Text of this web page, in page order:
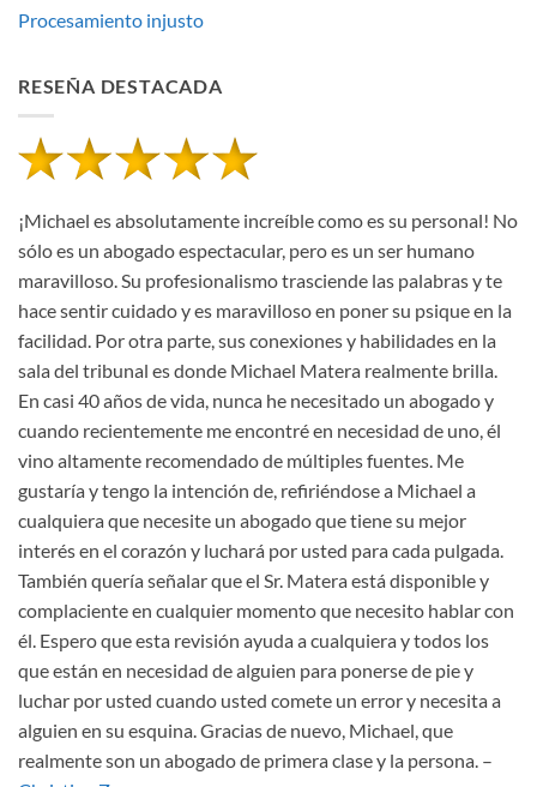
Procesamiento injusto
RESEÑA DESTACADA
¡Michael es absolutamente increíble como es su personal! No
sólo es un abogado espectacular, pero es un ser humano
maravilloso. Su profesionalismo trasciende las palabras y te
hace sentir cuidado y es maravilloso en poner su psique en la
facilidad. Por otra parte, sus conexiones y habilidades en la
sala del tribunal es donde Michael Matera realmente brilla.
En casi 40 años de vida, nunca he necesitado un abogado y
cuando recientemente me encontré en necesidad de uno, él
vino altamente recomendado de múltiples fuentes. Me
gustaría y tengo la intención de, refiriéndose a Michael a
cualquiera que necesite un abogado que tiene su mejor
interés en el corazón y luchará por usted para cada pulgada.
También quería señalar que el Sr. Matera está disponible y
complaciente en cualquier momento que necesito hablar con
él. Espero que esta revisión ayuda a cualquiera y todos los
que están en necesidad de alguien para ponerse de pie y
luchar por usted cuando usted comete un error y necesita a
alguien en su esquina. Gracias de nuevo, Michael, que
realmente son un abogado de primera clase y la persona. –